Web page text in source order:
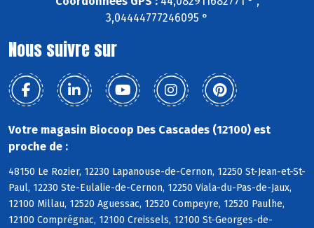
3,04444777246095 °
Nous suivre sur
Votre magasin Biocoop Des Cascades (12100) est
proche de :
48150 Le Rozier, 12230 Lapanouse-de-Cernon, 12250 St-Jean-et-St-
Paul, 12230 Ste-Eulalie-de-Cernon, 12250 Viala-du-Pas-de-Jaux,
12100 Millau, 12520 Aguessac, 12520 Compeyre, 12520 Paulhe,
12100 Comprégnac, 12100 Creissels, 12100 St-Georges-de-